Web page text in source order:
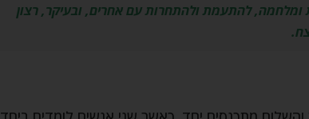
ומלחמה, להתעמת ולהתחרות עם אחרים, ובעיקר, רצון